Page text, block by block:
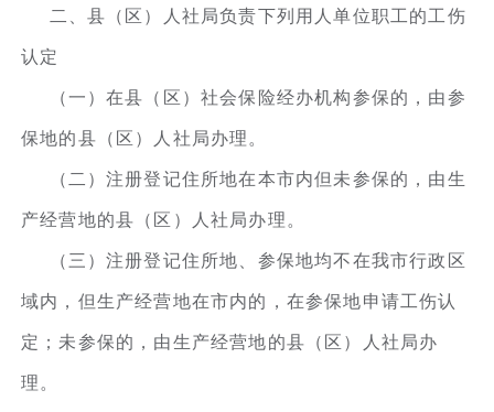
二、县（区）人社局负责下列用人单位职工的工伤
认定
（一）在县（区）社会保险经办机构参保的，由参
保地的县（区）人社局办理。
（二）注册登记住所地在本市内但未参保的，由生
产经营地的县（区）人社局办理。
（三）注册登记住所地、参保地均不在我市行政区
域内，但生产经营地在市内的，在参保地申请工伤认
定；未参保的，由生产经营地的县（区）人社局办
理。